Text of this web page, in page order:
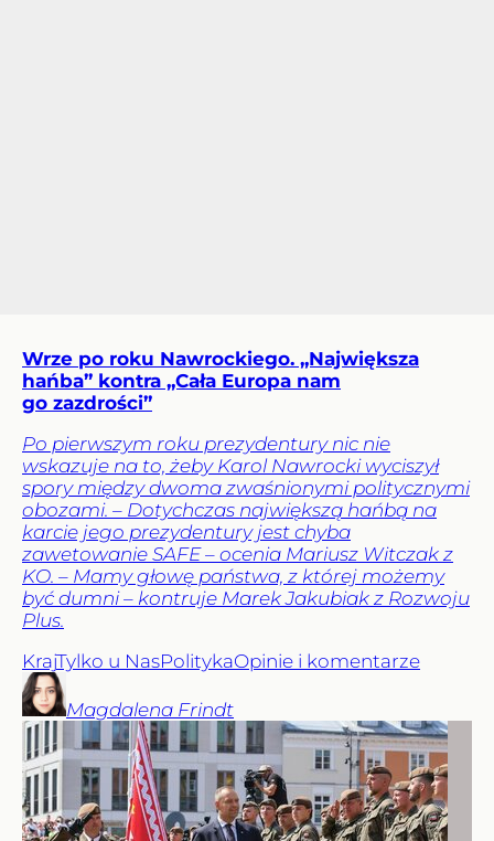
Wrze po roku Nawrockiego. „Największa
hańba” kontra „Cała Europa nam
go zazdrości”
Po pierwszym roku prezydentury nic nie
wskazuje na to, żeby Karol Nawrocki wyciszył
spory między dwoma zwaśnionymi politycznymi
obozami. – Dotychczas największą hańbą na
karcie jego prezydentury jest chyba
zawetowanie SAFE – ocenia Mariusz Witczak z
KO. – Mamy głowę państwa, z której możemy
być dumni – kontruje Marek Jakubiak z Rozwoju
Plus.
KrajTylko u NasPolitykaOpinie i komentarze
Magdalena Frindt